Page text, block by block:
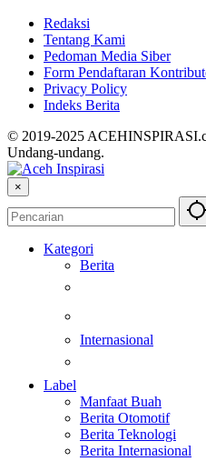
Redaksi
Tentang Kami
Pedoman Media Siber
Form Pendaftaran
Privacy Policy
Indeks Berita
© 2019-2025
Undang-undang.
×
Kategori
Berita
Internasional
Label
Manfaat Buah
Berita Otomotif
Berita Teknologi
Berita Internasional